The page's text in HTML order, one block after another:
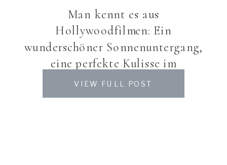
Man kennt es aus
Hollywoodfilmen: Ein
wunderschöner Sonnenuntergang,
eine perfekte Kulisse im
Hintergrund und eine einsame
Hütte am See… Dazu ein Wetter,
VIEW FULL POST